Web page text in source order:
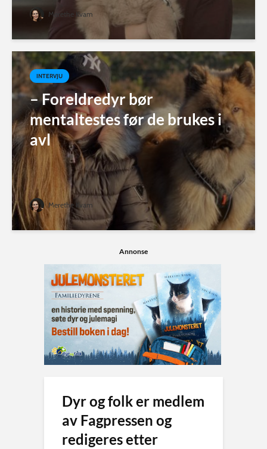
Merethe Kvam
INTERVJU
– Foreldredyr bør
mentaltestes før de brukes i
avl
Merethe Kvam
Annonse
Dyr og folk er medlem
av Fagpressen og
redigeres etter